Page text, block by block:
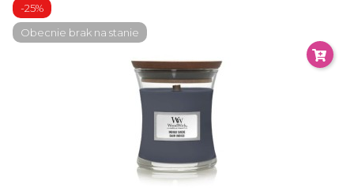
-25%
Obecnie brak na stanie